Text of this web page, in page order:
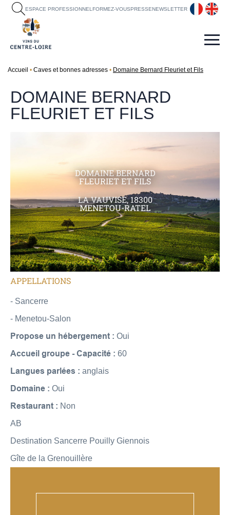
ESPACE PROFESSIONNEL FORMEZ-VOUSPRESSENEWSLETTER fr en
Accueil Caves et bonnes adresses Domaine Bernard Fleuriet et Fils
DOMAINE BERNARD
FLEURIET ET FILS
DOMAINE BERNARD
FLEURIET ET FILS
LA VAUVISE, 18300
MENETOU-RATEL
APPELLATIONS
- Sancerre
- Menetou-Salon
Propose un hébergement : Oui
Accueil groupe - Capacité : 60
Langues parlées : anglais
Domaine : Oui
Restaurant : Non
AB
Destination Sancerre Pouilly Giennois
Gîte de la Grenouillère